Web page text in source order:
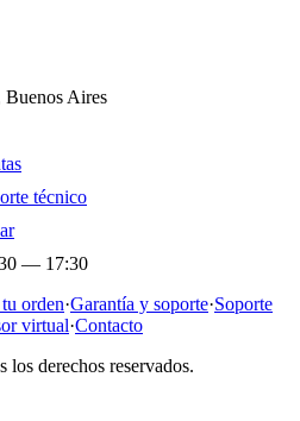
Aires
técnico
— 17:30
orden·Garantía y soporte·Soporte
virtual·Contacto
los derechos reservados.